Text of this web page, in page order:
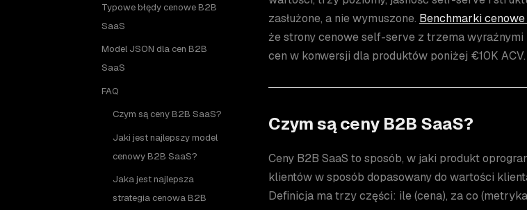
Typowe błędy cenowe B2B
SaaS
Model JSON dla cen B2B
SaaS
FAQ
Czym są ceny B2B SaaS?
Jaki jest najlepszy model
cenowy B2B SaaS?
Jaka jest najlepsza
strategia cenowa B2B
zasłużone, a nie wymuszone. Benchmarki
że strony cenowe self-serve z trzema
cen w konwersji dla produktów poniżej €10K ACV.
Czym są ceny B2B SaaS?
Ceny B2B SaaS to sposób, w jaki produkt
klientów w sposób dopasowany do wartości
Definicja ma trzy części: ile (cena), za co